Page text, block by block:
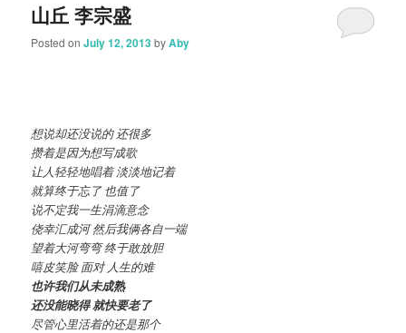
content
content
山丘 李宗盛
Posted onJuly 12, 2013byAby
想说却还没说的 还很多
攒着是因为想写成歌
让人轻轻地唱着 淡淡地记着
就算终于忘了 也值了
说不定我一生涓滴意念
侥幸汇成河 然后我俩各自一端
望着大河弯弯 终于敢放胆
嘻皮笑脸 面对 人生的难
也许我们从未成熟
还没能晓得 就快要老了
尽管心里活着的还是那个